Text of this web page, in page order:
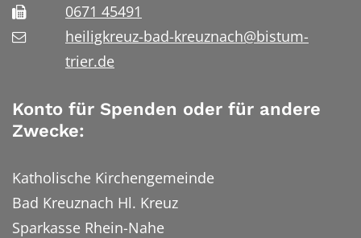
0671 45491
heiligkreuz-bad-kreuznach@bistum-
trier.de
Konto für Spenden oder für andere
Zwecke:
Katholische Kirchengemeinde
Bad Kreuznach Hl. Kreuz
Sparkasse Rhein-Nahe